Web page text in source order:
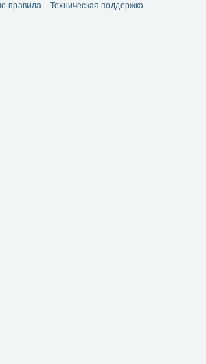
правила Техническая поддержка